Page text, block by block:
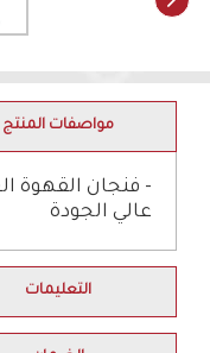
مواصفات المنتج
- فنجان القهوة
عالي الجودة
التعليمات